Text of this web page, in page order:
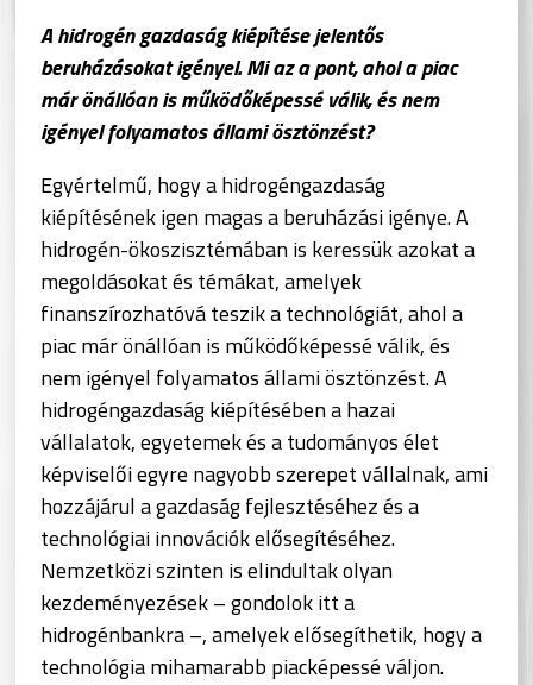
A hidrogén gazdaság kiépítése jelentős
beruházásokat igényel. Mi az a pont, ahol a piac
már önállóan is működőképessé válik, és nem
igényel folyamatos állami ösztönzést?
Egyértelmű, hogy a hidrogéngazdaság
kiépítésének igen magas a beruházási igénye. A
hidrogén-ökoszisztémában is keressük azokat a
megoldásokat és témákat, amelyek
finanszírozhatóvá teszik a technológiát, ahol a
piac már önállóan is működőképessé válik, és
nem igényel folyamatos állami ösztönzést. A
hidrogéngazdaság kiépítésében a hazai
vállalatok, egyetemek és a tudományos élet
képviselői egyre nagyobb szerepet vállalnak, ami
hozzájárul a gazdaság fejlesztéséhez és a
technológiai innovációk elősegítéséhez.
Nemzetközi szinten is elindultak olyan
kezdeményezések – gondolok itt a
hidrogénbankra –, amelyek elősegíthetik, hogy a
technológia mihamarabb piacképessé váljon.